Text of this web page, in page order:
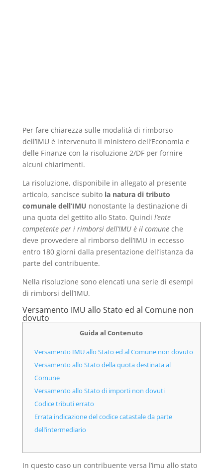
Per fare chiarezza sulle modalità di rimborso
dell’IMU è intervenuto il ministero dell’Economia e
delle Finanze con la risoluzione 2/DF per fornire
alcuni chiarimenti.
La risoluzione, disponibile in allegato al presente
articolo, sancisce subito la natura di tributo
comunale dell’IMU nonostante la destinazione di
una quota del gettito allo Stato. Quindi l’ente
competente per i rimborsi dell’IMU è il comuneche
deve provvedere al rimborso dell’IMU in eccesso
entro 180 giorni dalla presentazione dell’istanza da
parte del contribuente.
Nella risoluzione sono elencati una serie di esempi
di rimborsi dell’IMU.
Versamento IMU allo Stato ed al Comune non
dovuto
Guida al Contenuto
Versamento IMU allo Stato ed al Comune non dovuto
Versamento allo Stato della quota destinata al
Comune
Versamento allo Stato di importi non dovuti
Codice tributi errato
Errata indicazione del codice catastale da parte
dell’intermediario
In questo caso un contribuente versa l’imu allo stato